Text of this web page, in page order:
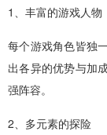
1、丰富的游戏人物
每个游戏角色皆独
出各异的优势与加
强阵容。
2、多元素的探险